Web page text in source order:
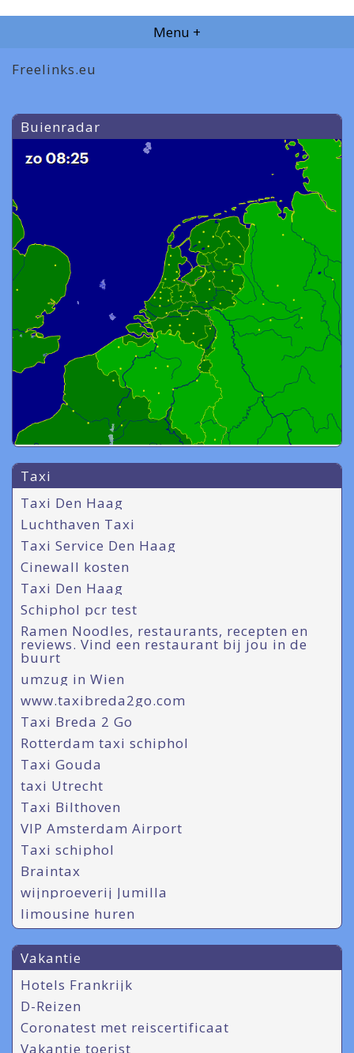
Menu +
Freelinks.eu
Buienradar
Taxi
Taxi Den Haag
Luchthaven Taxi
Taxi Service Den Haag
Cinewall kosten
Taxi Den Haag
Schiphol pcr test
Ramen Noodles, restaurants, recepten en
reviews. Vind een restaurant bij jou in de
buurt
umzug in Wien
www.taxibreda2go.com
Taxi Breda 2 Go
Rotterdam taxi schiphol
Taxi Gouda
taxi Utrecht
Taxi Bilthoven
VIP Amsterdam Airport
Taxi schiphol
Braintax
wijnproeverij Jumilla
limousine huren
Vakantie
Hotels Frankrijk
D-Reizen
Coronatest met reiscertificaat
Vakantie toerist